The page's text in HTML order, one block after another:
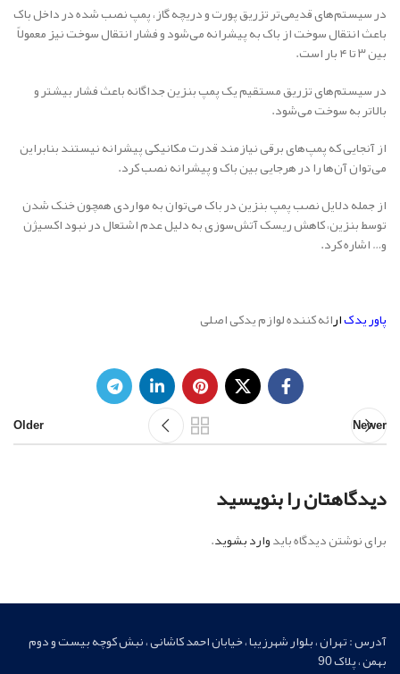
در سیستم‌های قدیمی‌تر تزریق پورت و دریچه گاز، پمپ نصب شده در داخل باک
باعث انتقال سوخت از باک به پیشرانه می‌شود و فشار انتقال سوخت نیز معمولاً
بین ۳ تا ۴ بار است.
در سیستم‌های تزریق مستقیم یک پمپ بنزین جداگانه باعث فشار بیشتر و
بالاتر به سوخت می‌شود.
از آنجایی که پمپ‌های برقی نیازمند قدرت مکانیکی پیشرانه نیستند بنابراین
می‌توان آن‌ها را در هرجایی بین باک و پیشرانه نصب کرد.
از جمله دلایل نصب پمپ بنزین در باک می‌توان به مواردی همچون خنک شدن
توسط بنزین، کاهش ریسک آتش‌سوزی به دلیل عدم اشتعال در نبود اکسیژن
و… اشاره کرد.
پاور یدکارائه کننده لوازم یدکی اصلی
Newer
Older
دیدگاهتان را بنویسید
برای نوشتن دیدگاه بایدوارد بشوید.
آدرس : تهران ، بلوار شهرزیبا ، خیابان احمد کاشانی ، نبش کوچه بیست و دوم
بهمن ، پلاک 90